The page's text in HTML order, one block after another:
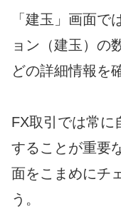
「建玉」画面で
ョン（建玉）の
どの詳細情報を
FX取引では常に
することが重要
面をこまめにチ
う。